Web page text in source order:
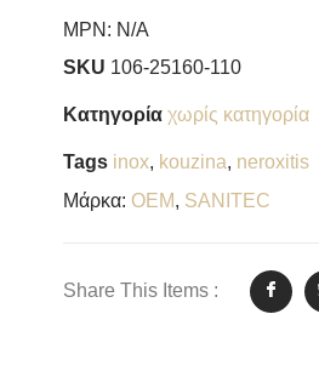
MPN: N/A
SKU 106-25160-110
Κατηγορία χωρίς κατηγορία
Tags inox, kouzina, neroxitis
Μάρκα: OEM, SANITEC
Share This Items :